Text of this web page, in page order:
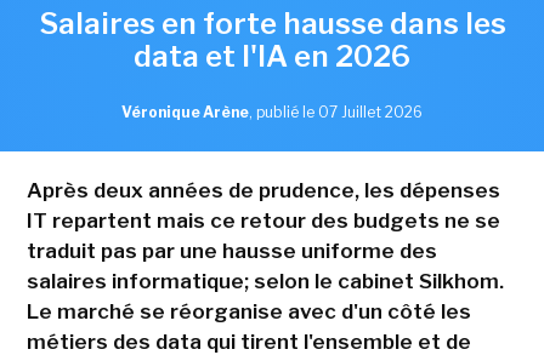
Salaires en forte hausse dans les
data et l'IA en 2026
Véronique Arène, publié le 07 Juillet 2026
Après deux années de prudence, les dépenses
IT repartent mais ce retour des budgets ne se
traduit pas par une hausse uniforme des
salaires informatique; selon le cabinet Silkhom.
Le marché se réorganise avec d'un côté les
métiers des data qui tirent l'ensemble et de